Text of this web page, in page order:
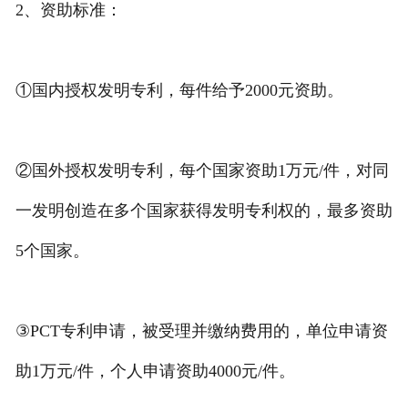
2、资助标准：
①国内授权发明专利，每件给予2000元资助。
②国外授权发明专利，每个国家资助1万元/件，对同
一发明创造在多个国家获得发明专利权的，最多资助
5个国家。
③PCT专利申请，被受理并缴纳费用的，单位申请资
助1万元/件，个人申请资助4000元/件。